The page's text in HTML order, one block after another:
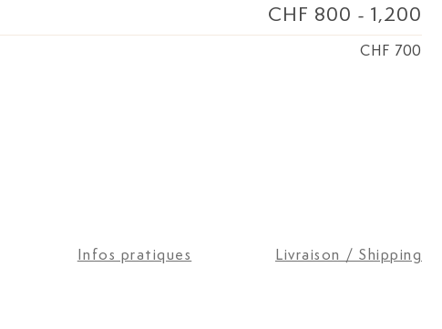
CHF 800 - 1,200
CHF 700
Infos pratiques Livraison / Shipping